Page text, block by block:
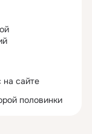
на сайте
половинки